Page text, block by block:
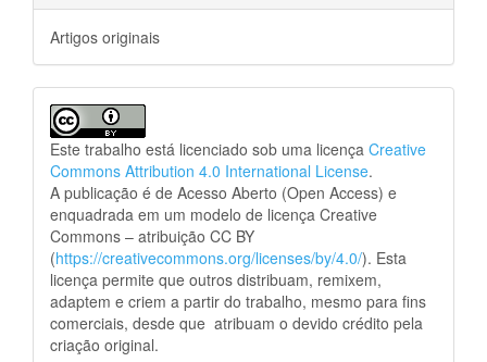
Artigos originais
Este trabalho está licenciado sob uma licença Creative
Commons Attribution 4.0 International License.
A publicação é de Acesso Aberto (Open Access) e
enquadrada em um modelo de licença Creative
Commons – atribuição CC BY
(https://creativecommons.org/licenses/by/4.0/). Esta
licença permite que outros distribuam, remixem,
adaptem e criem a partir do trabalho, mesmo para fins
comerciais, desde que atribuam o devido crédito pela
criação original.